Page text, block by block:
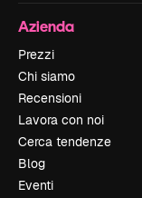
Azienda
Prezzi
Chi siamo
Recensioni
Lavora con noi
Cerca tendenze
Blog
Eventi